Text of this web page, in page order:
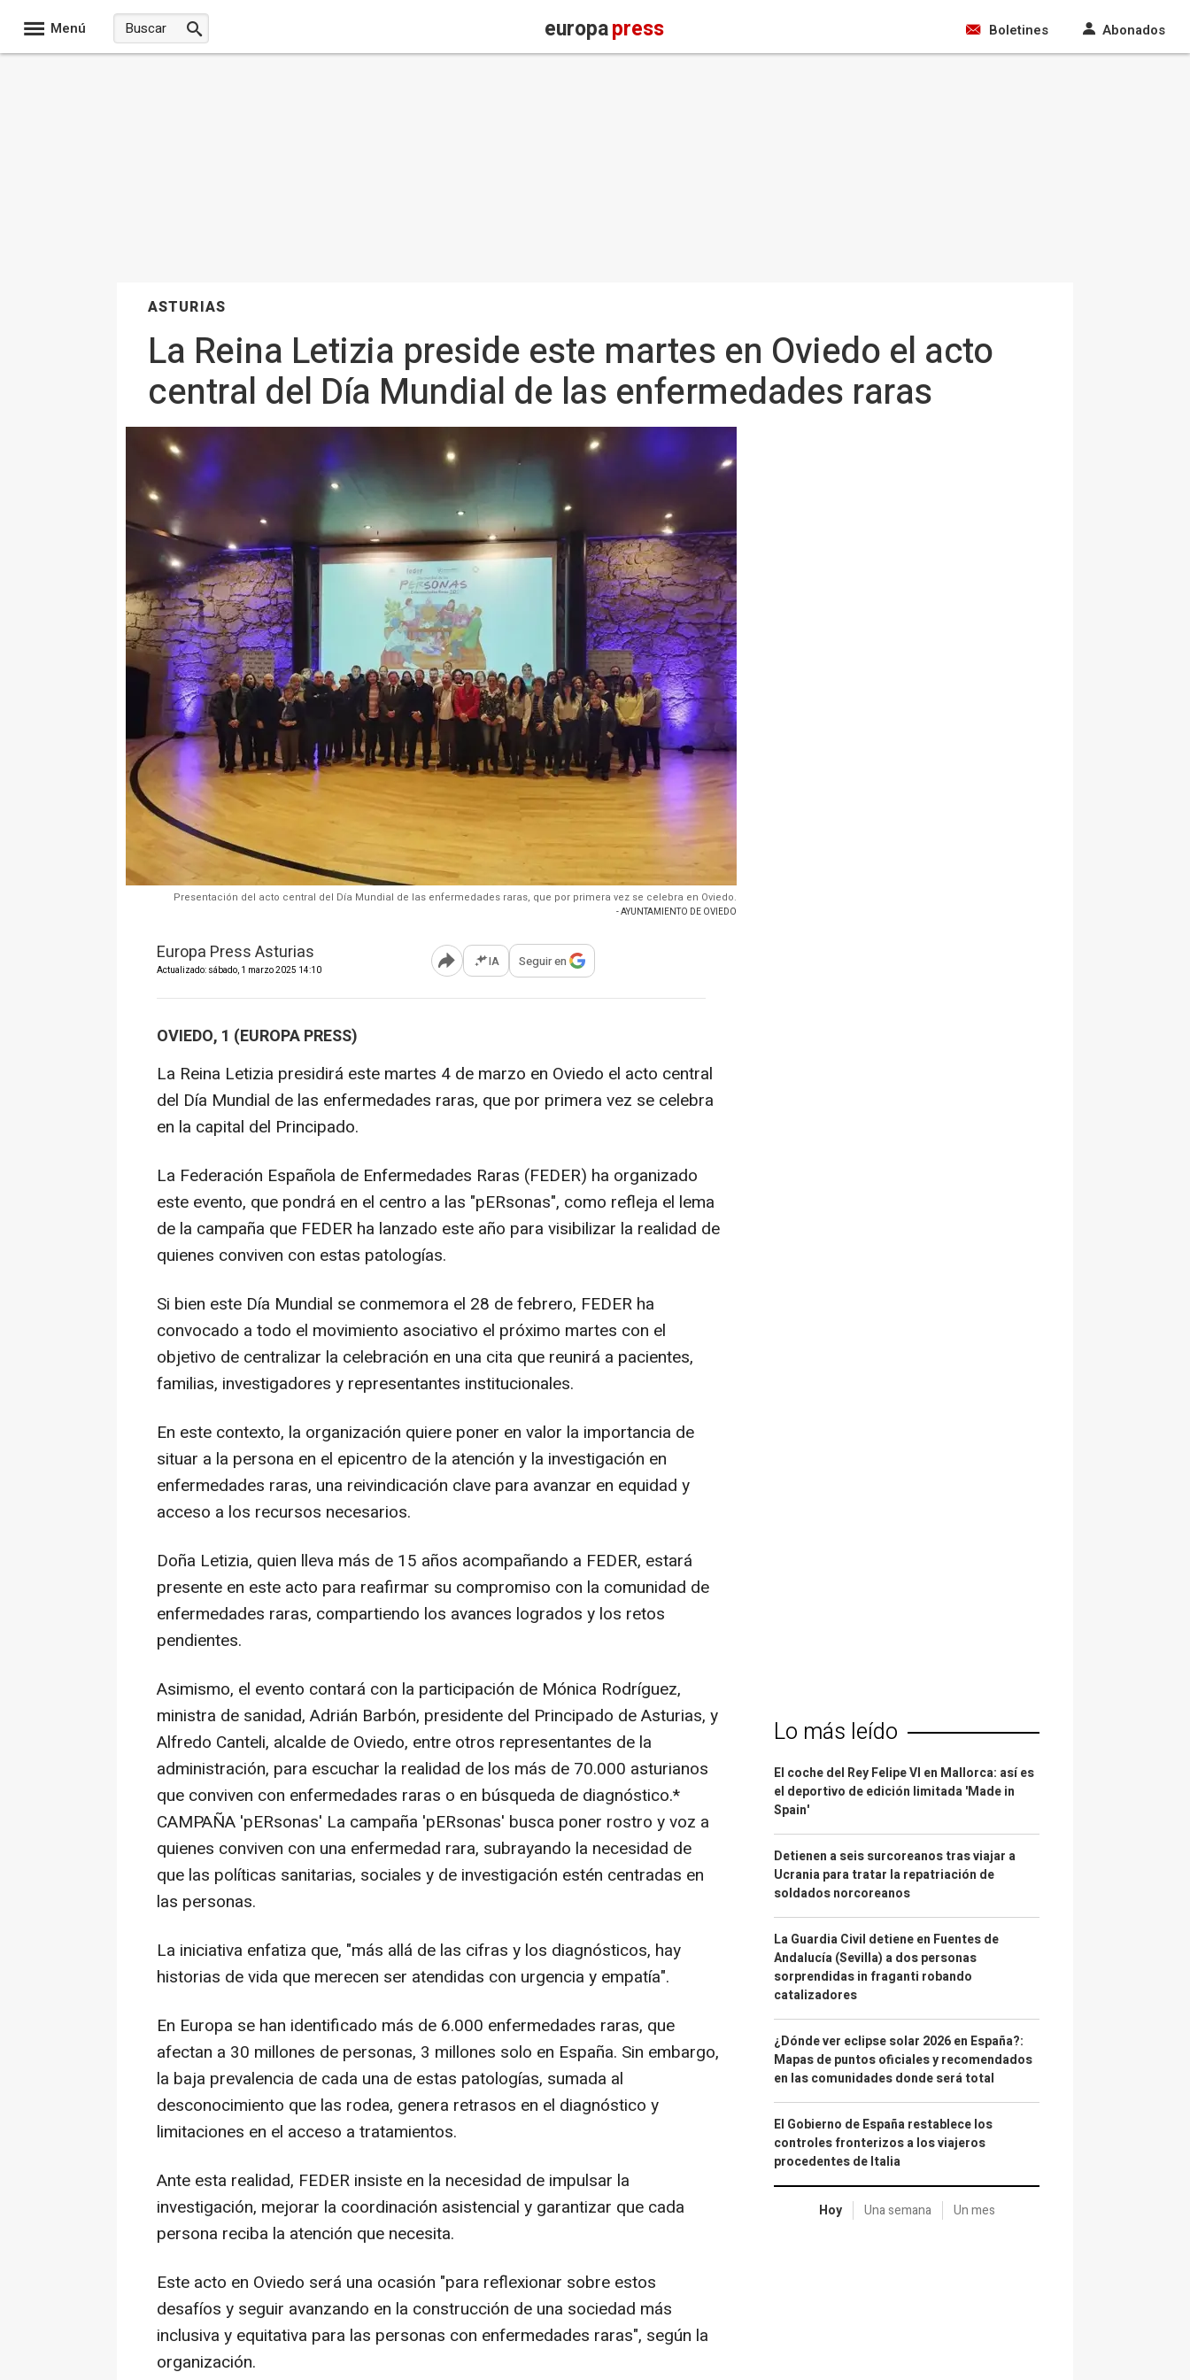
Menú europapress Boletines Abonados
ASTURIAS
La Reina Letizia preside este martes en Oviedo el acto
central del Día Mundial de las enfermedades raras
Presentación del acto central del Día Mundial de las enfermedades raras, que por primera vez se celebra en Oviedo.
- AYUNTAMIENTO DE OVIEDO
Europa Press Asturias
Actualizado: sábado, 1 marzo 2025 14:10 Abrir opciones para compartir
IA Seguir en
OVIEDO, 1 (EUROPA PRESS)
La Reina Letizia presidirá este martes 4 de marzo en Oviedo el acto central
del Día Mundial de las enfermedades raras, que por primera vez se celebra
en la capital del Principado.
La Federación Española de Enfermedades Raras (FEDER) ha organizado
este evento, que pondrá en el centro a las "pERsonas", como refleja el lema
de la campaña que FEDER ha lanzado este año para visibilizar la realidad de
quienes conviven con estas patologías.
Si bien este Día Mundial se conmemora el 28 de febrero, FEDER ha
convocado a todo el movimiento asociativo el próximo martes con el
objetivo de centralizar la celebración en una cita que reunirá a pacientes,
familias, investigadores y representantes institucionales.
En este contexto, la organización quiere poner en valor la importancia de
situar a la persona en el epicentro de la atención y la investigación en
enfermedades raras, una reivindicación clave para avanzar en equidad y
acceso a los recursos necesarios.
Doña Letizia, quien lleva más de 15 años acompañando a FEDER, estará
presente en este acto para reafirmar su compromiso con la comunidad de
enfermedades raras, compartiendo los avances logrados y los retos
pendientes.
Asimismo, el evento contará con la participación de Mónica Rodríguez,
ministra de sanidad, Adrián Barbón, presidente del Principado de Asturias, y
Alfredo Canteli, alcalde de Oviedo, entre otros representantes de la
administración, para escuchar la realidad de los más de 70.000 asturianos
que conviven con enfermedades raras o en búsqueda de diagnóstico.*
CAMPAÑA 'pERsonas' La campaña 'pERsonas' busca poner rostro y voz a
quienes conviven con una enfermedad rara, subrayando la necesidad de
que las políticas sanitarias, sociales y de investigación estén centradas en
las personas.
La iniciativa enfatiza que, "más allá de las cifras y los diagnósticos, hay
historias de vida que merecen ser atendidas con urgencia y empatía".
En Europa se han identificado más de 6.000 enfermedades raras, que
afectan a 30 millones de personas, 3 millones solo en España. Sin embargo,
la baja prevalencia de cada una de estas patologías, sumada al
desconocimiento que las rodea, genera retrasos en el diagnóstico y
limitaciones en el acceso a tratamientos.
Ante esta realidad, FEDER insiste en la necesidad de impulsar la
investigación, mejorar la coordinación asistencial y garantizar que cada
persona reciba la atención que necesita.
Este acto en Oviedo será una ocasión "para reflexionar sobre estos
desafíos y seguir avanzando en la construcción de una sociedad más
inclusiva y equitativa para las personas con enfermedades raras", según la
organización.
Lo más leído
El coche del Rey Felipe VI en Mallorca: así es
el deportivo de edición limitada 'Made in
Spain'
Detienen a seis surcoreanos tras viajar a
Ucrania para tratar la repatriación de
soldados norcoreanos
La Guardia Civil detiene en Fuentes de
Andalucía (Sevilla) a dos personas
sorprendidas in fraganti robando
catalizadores
¿Dónde ver eclipse solar 2026 en España?:
Mapas de puntos oficiales y recomendados
en las comunidades donde será total
El Gobierno de España restablece los
controles fronterizos a los viajeros
procedentes de Italia
Hoy Una semana Un mes